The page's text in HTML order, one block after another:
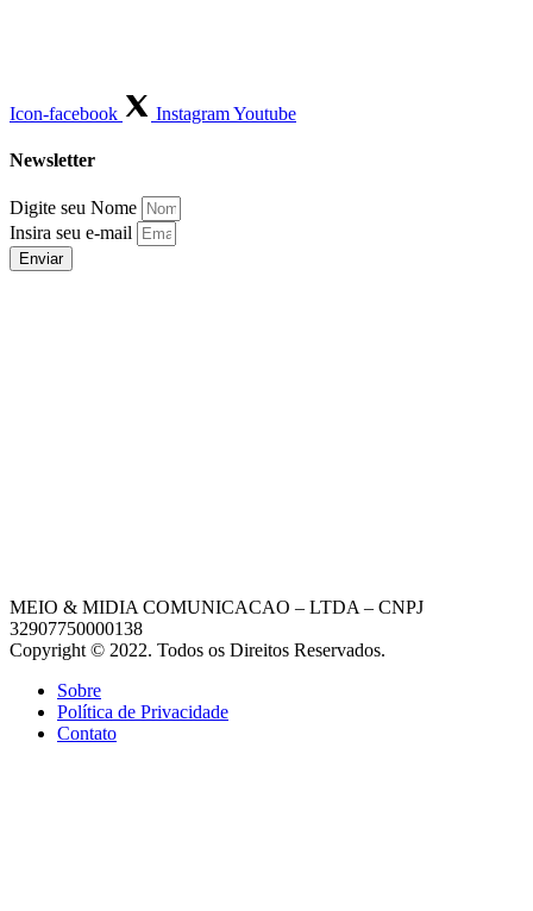
Icon-facebook InstagramYoutube
Newsletter
Digite seu Nome
Insira seu e-mail
Enviar
MEIO & MIDIA COMUNICACAO – LTDA – CNPJ
32907750000138
Copyright © 2022. Todos os Direitos Reservados.
Sobre
Política de Privacidade
Contato